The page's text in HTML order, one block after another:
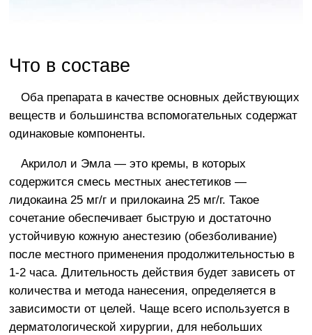
Что в составе
Оба препарата в качестве основных действующих
веществ и большинства вспомогательных содержат
одинаковые компоненты.
Акрилол и Эмла — это кремы, в которых
содержится смесь местных анестетиков —
лидокаина 25 мг/г и прилокаина 25 мг/г. Такое
сочетание обеспечивает быструю и достаточно
устойчивую кожную анестезию (обезболивание)
после местного применения продолжительностью в
1-2 часа. Длительность действия будет зависеть от
количества и метода нанесения, определяется в
зависимости от целей. Чаще всего используется в
дерматологической хирургии, для небольших